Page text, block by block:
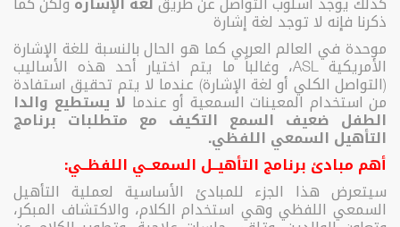
ذكرنا فإنه لا توجد لغة إشارة
موحدة في العالم العربي كما هو الحال بالنسبة للغة الإشارة
الأمريكية ASL، وغالباً ما يتم اختيار أحد هذه الأساليب
(التواصل الكلي أو لغة الإشارة) عندما لا يتم تحقيق استفادة
من استخدام المعينات السمعية أو عندما لا يستطيع والدا
الطفل ضعيف السمع التكيف مع متطلبات برنامج
التأهيل السمعي اللفظي.
أهم مبادئ برنامج التأهيــل السمعــي اللفظــي:
سيتعرض هذا الجزء للمبادئ الأساسية لعملية التأهيل
السمعي اللفظي وهي استخدام الكلام، والاكتشاف المبكر،